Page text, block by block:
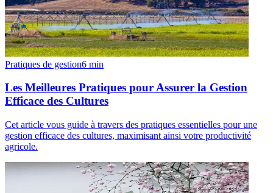
Pratiques de gestion6 min
Les Meilleures Pratiques pour Assurer la Gestion
Efficace des Cultures
Cet article vous guide à travers des pratiques essentielles pour une
gestion efficace des cultures, maximisant ainsi votre productivité
agricole.